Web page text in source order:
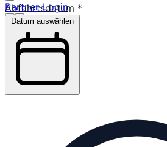
Partner-Login
Abfahrtsdatum *